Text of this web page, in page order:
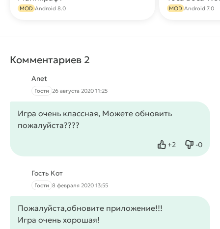
MOD Android 8.0 MOD Android 7.0
Комментариев 2
Anet
Гости 26 августа 2020 11:25
Игра очень классная, Можете обновить
пожалуйста????
+2
Нравится -0
Не
Гость Кот
Гости 8 февраля 2020 13:55
Пожалуйста,обновите приложение!!!
Игра очень хорошая!